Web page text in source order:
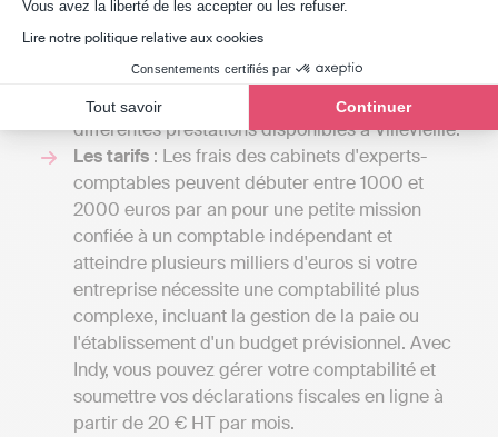
Vous avez la liberté de les accepter ou les refuser.
Lire notre politique relative aux cookies
Consentements certifiés par
Tout savoir Continuer
recevoir différents devis et de comparer les
coûts par rapport aux services offerts. Cela vous
donnera également une vue d'ensemble des
différentes prestations disponibles à Villevieille.
Les tarifs : Les frais des cabinets d'experts-
comptables peuvent débuter entre 1000 et
2000 euros par an pour une petite mission
confiée à un comptable indépendant et
atteindre plusieurs milliers d'euros si votre
entreprise nécessite une comptabilité plus
complexe, incluant la gestion de la paie ou
l'établissement d'un budget prévisionnel. Avec
Indy, vous pouvez gérer votre comptabilité et
soumettre vos déclarations fiscales en ligne à
partir de 20 € HT par mois.